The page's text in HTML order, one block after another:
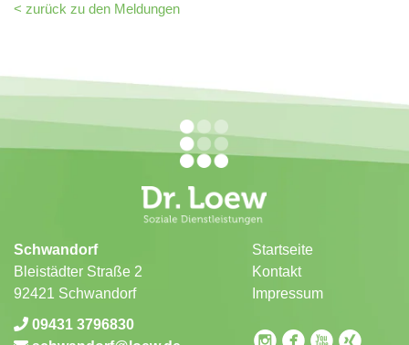
< zurück zu den Meldungen
Schwandorf
Bleistädter Straße 2
92421 Schwandorf
09431 3796830
Startseite
Kontakt
Impressum